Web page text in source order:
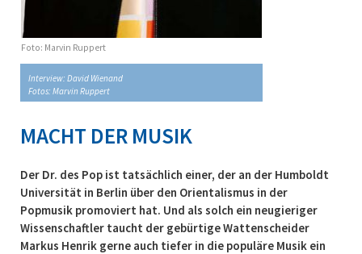
Foto: Marvin Ruppert
Interview: David Wienand
Fotos: Marvin Ruppert
MACHT DER MUSIK
Der Dr. des Pop ist tatsächlich einer, der an der Humboldt
Universität in Berlin über den Orientalismus in der
Popmusik promoviert hat. Und als solch ein neugieriger
Wissenschaftler taucht der gebürtige Wattenscheider
Markus Henrik gerne auch tiefer in die populäre Musik ein